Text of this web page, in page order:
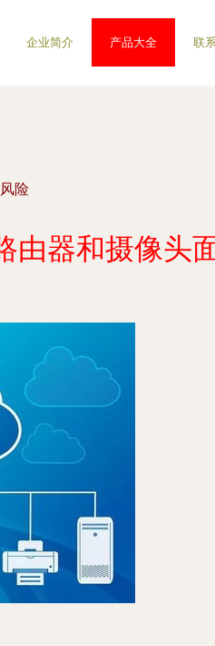
企业简介 产品大全 联
险
由器和摄像头